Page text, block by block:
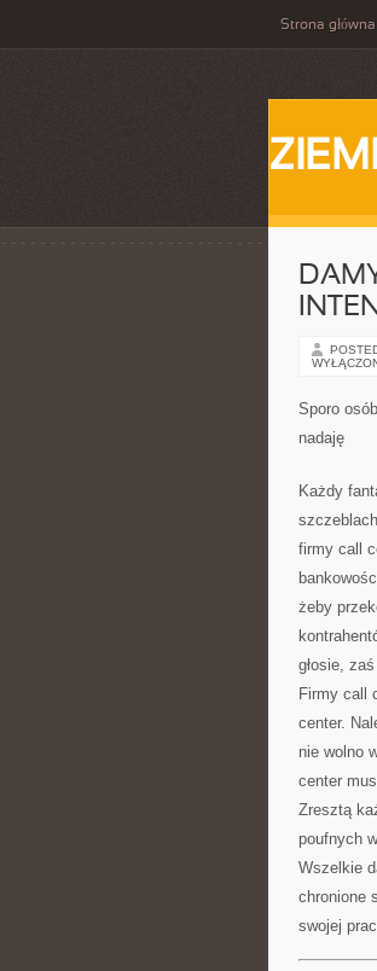
Strona główna
Sporo
nadaję
Każdy
firmy call
żeby
głosie,
Firmy call
center.
nie wolno
center
Zresztą
poufnych
Wszelkie
chronione
swojej